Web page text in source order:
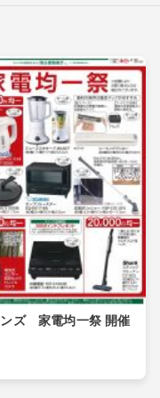
ズ 家電均一祭 開催